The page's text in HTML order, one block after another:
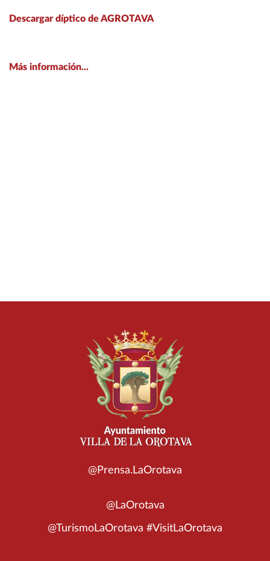
Descargar díptico de AGROTAVA
Más información...
@Prensa.LaOrotava
@LaOrotava
@TurismoLaOrotava #VisitLaOrotava